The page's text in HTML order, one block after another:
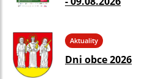
Aktuality
Dni obce 2026